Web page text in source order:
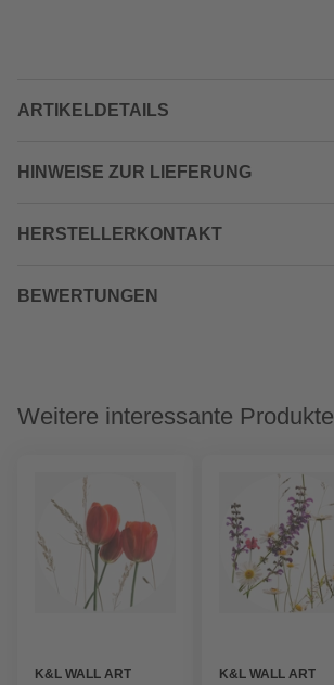
ARTIKELDETAILS
HINWEISE ZUR LIEFERUNG
HERSTELLERKONTAKT
BEWERTUNGEN
Weitere interessante Produkte
K&L WALL ART
K&L WALL ART